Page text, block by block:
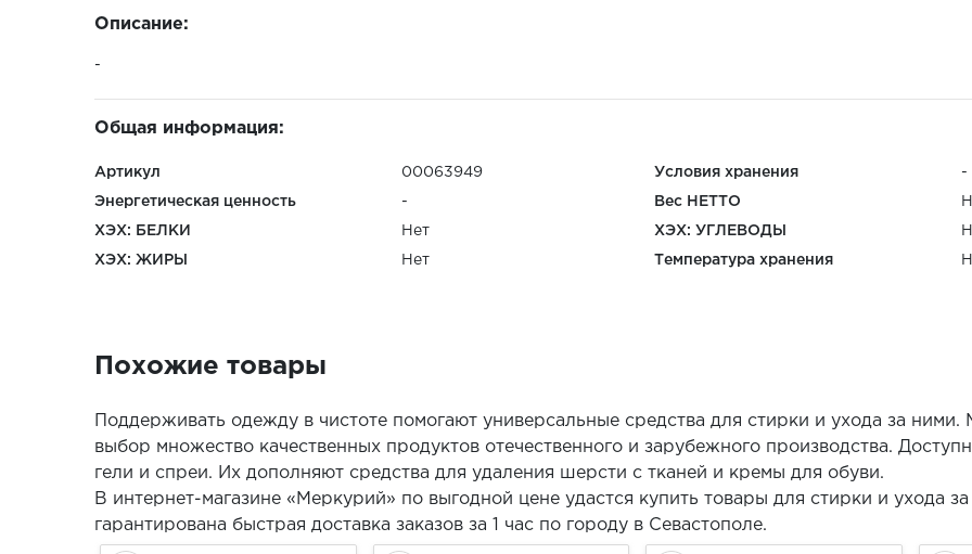
Описание:
-
Общая информация:
Артикул 00063949 Условия хранения -
Энергетическая ценность - Вес НЕТТО
ХЭХ: БЕЛКИ Нет ХЭХ: УГЛЕВОДЫ
ХЭХ: ЖИРЫ Нет Температура хранения
Похожие товары
Поддерживать одежду в чистоте помогают универсальные средства для стирки и ухода за ними.
выбор множество качественных продуктов отечественного и зарубежного производства.
гели и спреи. Их дополняют средства для удаления шерсти с тканей и кремы для обуви.
В интернет-магазине «Меркурий» по выгодной цене удастся купить товары для стирки и ухода
гарантирована быстрая доставка заказов за 1 час по городу в Севастополе.